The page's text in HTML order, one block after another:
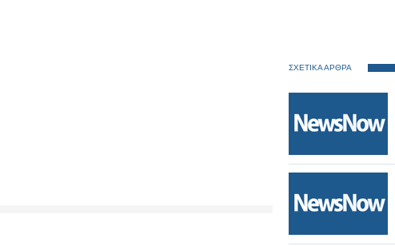
ΣΧΕΤΙΚΑ ΑΡΘΡΑ